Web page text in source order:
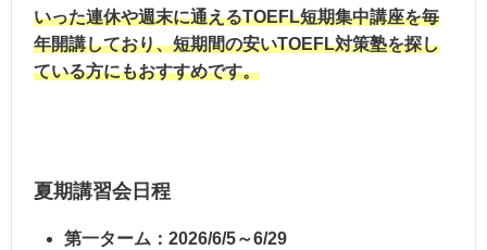
いった連休や週末に通えるTOEFL短期集中講座を毎
年開講しており、短期間の安いTOEFL対策塾を探し
ている方にもおすすめです。
夏期講習会日程
第一ターム：2026/6/5～6/29